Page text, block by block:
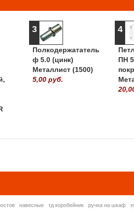
3
Полкодержататель
ф 5.0 (цинк)
Металлист (1500)
5,00 руб.
4
ПН
навесные тд коробейник ручка на шкаф